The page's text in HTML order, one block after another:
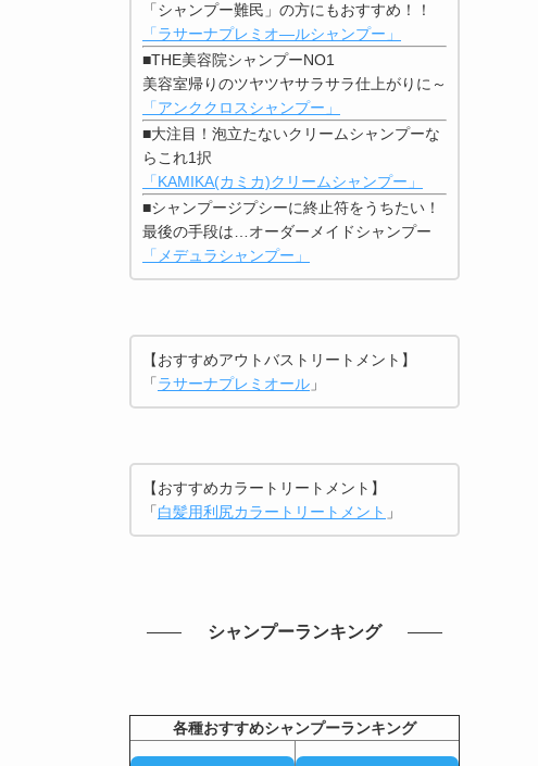
「シャンプー難民」の方にもおすすめ！！
「ラサーナプレミオ―ルシャンプー」
■THE美容院シャンプーNO1
美容室帰りのツヤツヤサラサラ仕上がりに～
「アンククロスシャンプー」
■大注目！泡立たないクリームシャンプーな
らこれ1択
「KAMIKA(カミカ)クリームシャンプー」
■シャンプージプシーに終止符をうちたい！
最後の手段は…オーダーメイドシャンプー
「メデュラシャンプー」
【おすすめアウトバストリートメント】
「ラサーナプレミオール 」
【おすすめカラートリートメント】
「白髪用利尻カラートリートメント 」
シャンプーランキング
各種おすすめシャンプーランキング